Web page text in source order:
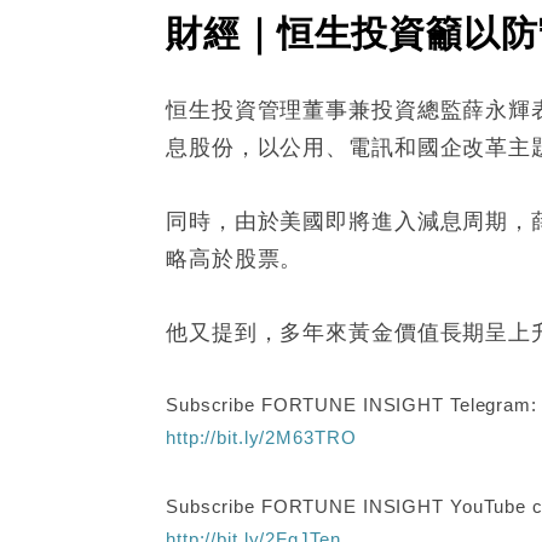
財經｜恒生投資籲以
恒生投資管理董事兼投資總監薛永
息股份，以公用、電訊和國企改革主
同時，由於美國即將進入減息周期
略高於股票。
他又提到，多年來黃金價值長期呈
Subscribe FORTUNE INSIGHT Telegram:
http://bit.ly/2M63TRO
Subscribe FORTUNE INSIGHT YouTube